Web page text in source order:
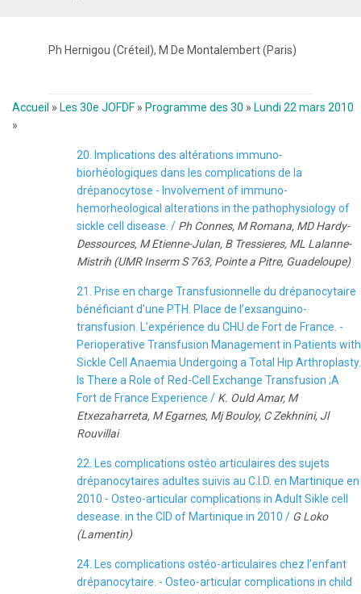
Ph Hernigou (Créteil), M De Montalembert (Paris)
Accueil » Les 30e JOFDF » Programme des 30 » Lundi 22 mars 2010
»
20. Implications des altérations immuno-
biorhéologiques dans les complications de la
drépanocytose - Involvement of immuno-
hemorheological alterations in the pathophysiology of
sickle cell disease. / Ph Connes, M Romana, MD Hardy-
Dessources, M Etienne-Julan, B Tressieres, ML Lalanne-
Mistrih (UMR Inserm S 763, Pointe a Pitre, Guadeloupe)
21. Prise en charge Transfusionnelle du drépanocytaire
bénéficiant d’une PTH. Place de l’exsanguino-
transfusion. L’expérience du CHU de Fort de France. -
Perioperative Transfusion Management in Patients with
Sickle Cell Anaemia Undergoing a Total Hip Arthroplasty.
Is There a Role of Red-Cell Exchange Transfusion ;A
Fort de France Experience / K. Ould Amar, M
Etxezaharreta, M Egarnes, Mj Bouloy, C Zekhnini, Jl
Rouvillai
22. Les complications ostéo articulaires des sujets
drépanocytaires adultes suivis au C.I.D. en Martinique en
2010 - Osteo-articular complications in Adult Sikle cell
desease. in the CID of Martinique in 2010 / G Loko
(Lamentin)
24. Les complications ostéo-articulaires chez l’enfant
drépanocytaire. - Osteo-articular complications in child